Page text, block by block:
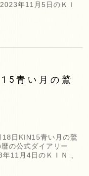
年11月5日のＫＩ
青い月の鷲
18日KIN15青い月の鷲
の公式ダイアリー
11月4日のＫＩＮ 、